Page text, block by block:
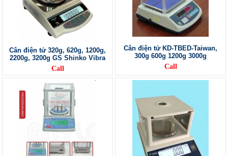
Cân điện tử 320g, 620g, 1200g,
2200g, 3200g GS Shinko Vibra
Call
Cân điện tử KD-TBED-Taiwan,
300g 600g 1200g 3000g
Call